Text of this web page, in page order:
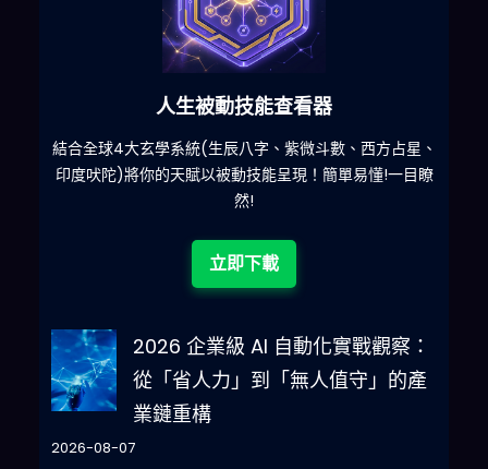
人生被動技能查看器
結合全球4大玄學系統(生辰八字、紫微斗數、西方占星、
印度吠陀)將你的天賦以被動技能呈現！簡單易懂!一目瞭
然!
立即下載
2026 企業級 AI 自動化實戰觀察：
從「省人力」到「無人值守」的產
業鏈重構
2026-08-07